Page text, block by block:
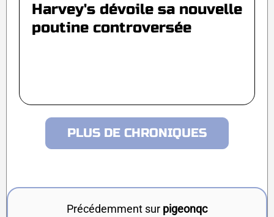
Harvey's dévoile sa nouvelle
poutine controversée
PLUS DE CHRONIQUES
Précédemment sur pigeonqc